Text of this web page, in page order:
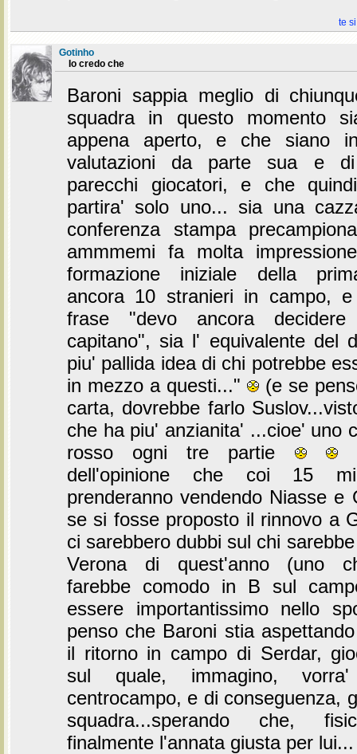
te
Gotinho
Io credo che
Baroni sappia meglio di
squadra in questo momento
appena aperto, e che siano
valutazioni da parte sua e
parecchi giocatori, e che
partira' solo uno... sia una
conferenza stampa
ammmemi fa molta
formazione iniziale della
ancora 10 stranieri in campo,
frase "devo ancora
capitano", sia l' equivalente del
piu' pallida idea di chi potrebbe
in mezzo a questi..."
(e se
carta, dovrebbe farlo
che ha piu' anzianita' ...cioe' uno
rosso ogni tre partie
dell'opinione che coi 15
prenderanno vendendo Niasse e
se si fosse proposto il rinnovo a
ci sarebbero dubbi sul chi
Verona di quest'anno (uno
farebbe comodo in B sul
essere importantissimo nello
penso che Baroni stia
il ritorno in campo di Serdar,
sul quale, immagino,
centrocampo, e di conseguenza,
squadra...sperando che,
finalmente l'annata giusta per